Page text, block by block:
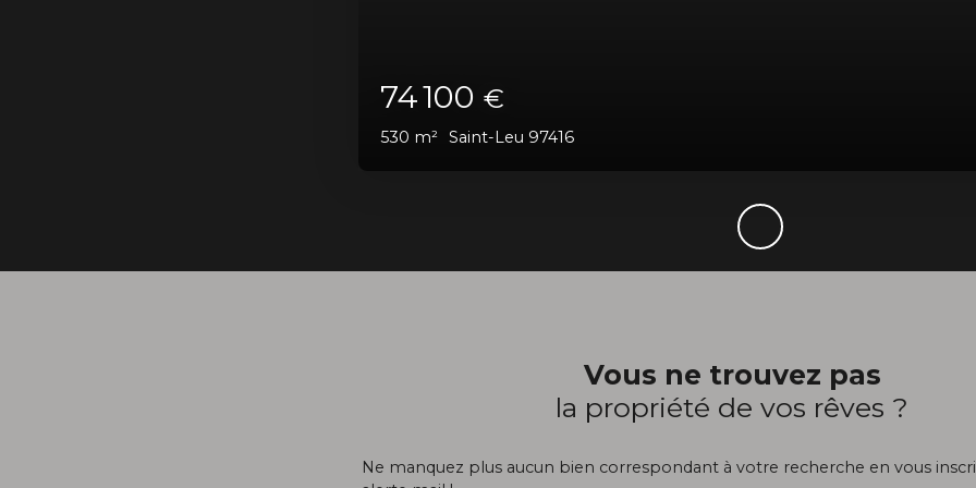
187 000
526m² Saint-Leu 97424
Vous ne trouvez pas
la propriété de vos rêves ?
Ne manquez plus aucun bien correspondant à votre recherche en vous